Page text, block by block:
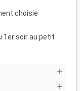
choisie
1er soir au petit